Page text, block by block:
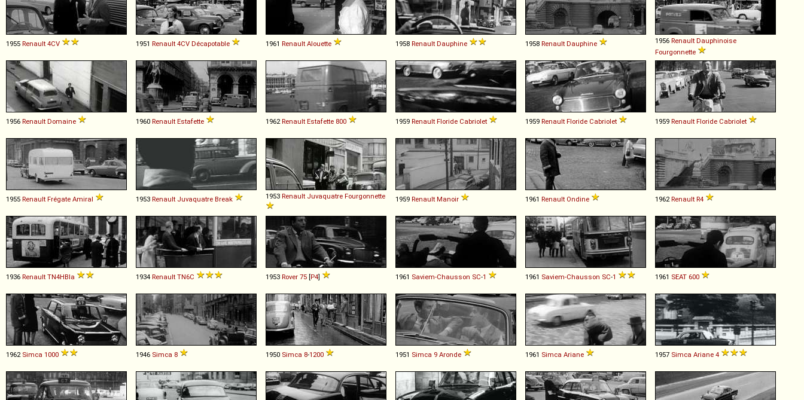
1955 Renault 4CV 1951 Renault 4CV Décapotable 1961 Renault Alouette 1958 Renault Dauphine 1958 Renault Dauphine 1956 Renault Dauphinoise
Fourgonnette
1956 Renault Domaine 1960 Renault Estafette 1962 Renault Estafette 800 1959 Renault Floride Cabriolet 1959 Renault Floride Cabriolet 1959 Renault Floride Cabriolet
1955 Renault Frégate Amiral 1953 Renault Juvaquatre Break 1953 Renault Juvaquatre Fourgonnette 1959 Renault Manoir 1961 Renault Ondine 1962 Renault R4
1936 Renault TN4HBla 1934 Renault TN6C 1953 Rover 75 [P4] 1961 Saviem-Chausson SC-1 1961 Saviem-Chausson SC-1 1961 SEAT 600
1962 Simca 1000 1946 Simca 8 1950 Simca 8-1200 1951 Simca 9 Aronde 1961 Simca Ariane 1957 Simca Ariane 4